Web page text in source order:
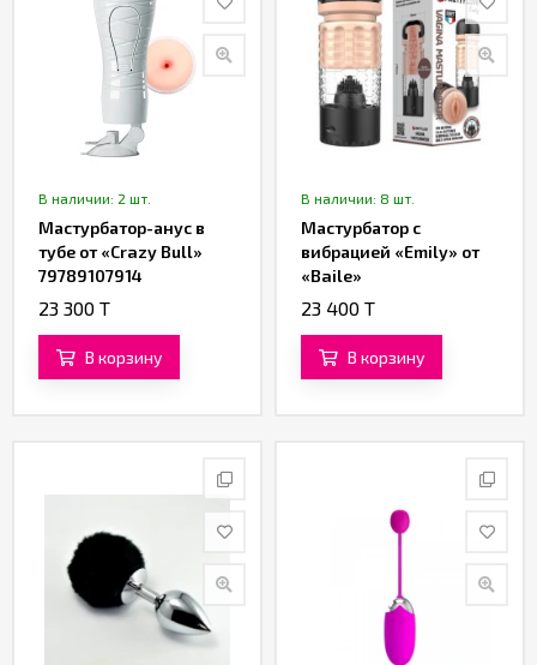
В наличии: 2 шт.
Мастурбатор-анус в
тубе от «Crazy Bull»
79789107914
23 300 T
В корзину
В наличии: 8 шт.
Мастурбатор с
вибрацией «Emily» от
«Baile»
23 400 T
В корзину